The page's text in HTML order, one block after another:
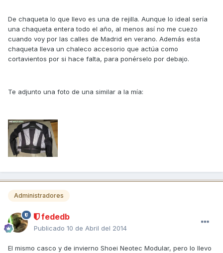
De chaqueta lo que llevo es una de rejilla. Aunque lo ideal sería
una chaqueta entera todo el año, al menos así no me cuezo
cuando voy por las calles de Madrid en verano. Además esta
chaqueta lleva un chaleco accesorio que actúa como
cortavientos por si hace falta, para ponérselo por debajo.
Te adjunto una foto de una similar a la mía:
Administradores
fededb
Publicado 10 de Abril del 2014
El mismo casco y de invierno Shoei Neotec Modular, pero lo llevo